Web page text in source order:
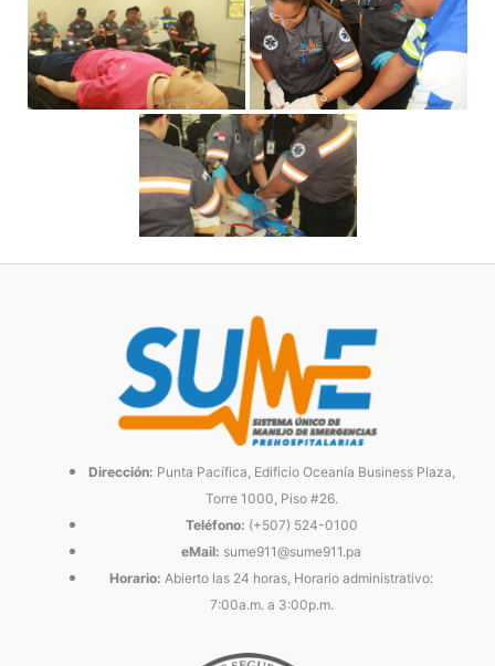
Dirección: Punta Pacífica, Edificio Oceanía Business Plaza,
Torre 1000, Piso #26.
Teléfono: (+507) 524-0100
eMail: sume911@sume911.pa
Horario: Abierto las 24 horas, Horario administrativo:
7:00a.m. a 3:00p.m.